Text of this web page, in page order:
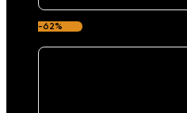
-62%